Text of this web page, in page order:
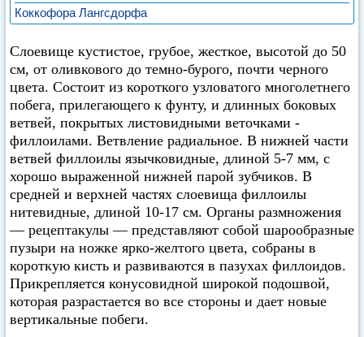
Коккофора Лангсдорфа
Слоевище кустистое, грубое, жесткое, высотой до 50
см, от оливкового до темно-бурого, почти черного
цвета. Состоит из короткого узловатого многолетнего
побега, прилегающего к фунту, и длинных боковых
ветвей, покрытых листовидными веточками -
филлоилами. Ветвление радиальное. В нижней части
ветвей филлоилы язычковидные, длиной 5-7 мм, с
хорошо выраженной нижней парой зубчиков. В
средней и верхней частях слоевища филлоилы
нитевидные, длиной 10-17 см. Органы размножения
— рецептакулы — представляют собой шарообразные
пузыри на ножке ярко-желтого цвета, собраны в
короткую кисть и развиваются в пазухах филлоидов.
Прикрепляется конусовидной широкой подошвой,
которая разрастается во все стороны и дает новые
вертикальные побеги.